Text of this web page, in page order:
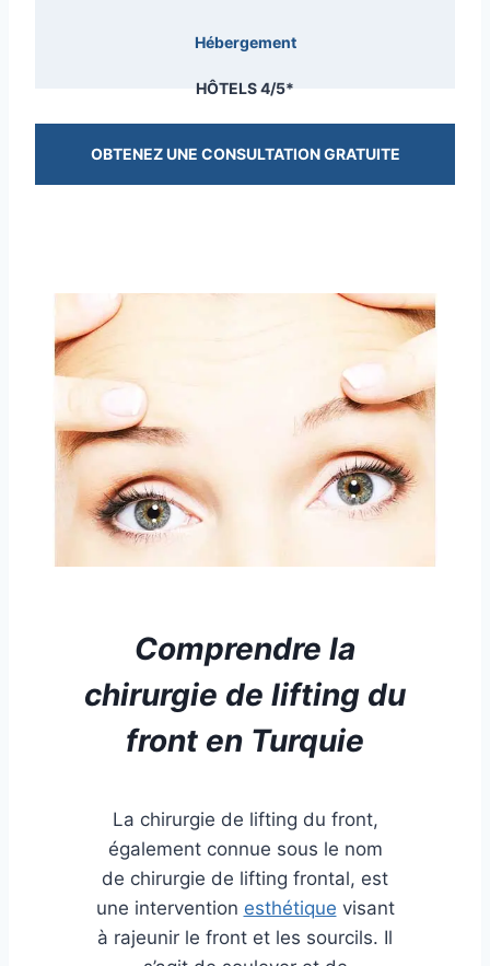
Hébergement
HÔTELS 4/5*
OBTENEZ UNE CONSULTATION GRATUITE
Comprendre la
chirurgie de lifting du
front en Turquie
La chirurgie de lifting du front,
également connue sous le nom
de chirurgie de lifting frontal, est
une intervention esthétique visant
à rajeunir le front et les sourcils. Il